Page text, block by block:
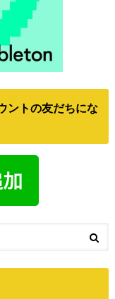
ントの友だちにな
関するセール情報